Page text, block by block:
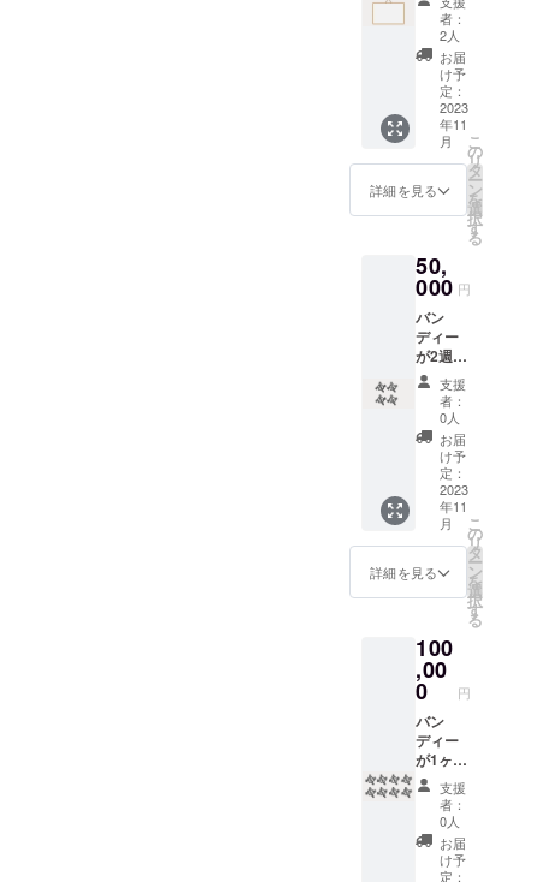
を提供
いたし
ます。
※必ずご
希望の
サイズ
をお選
びくだ
（130,
140,
XL） ＜
体験チ
ケット
に関し
て＞ 正
式開校
時の体
験参加
チケッ
ト（1回
分）を
提供い
たしま
す。 1
ムのプ
ログラ
だけま
す。 ※
成城学
園前の
スクー
ルにご
来校い
ただけ
る方が
対象で
す。 ※
電子チ
活リズ
（例：
平日は8
時~6時
まで仕
事で、
休日は
買い物
等の外
慣
（例：
朝晩は
自炊で
野菜中
心だが
土日は
外食で
脂多
め） ・
現在の
お悩み
（例：
お腹が
た、体
力がな
い） ・
目指す
姿
○○kg痩
せた
い・運
動が苦
手だが
運動習
慣をつ
けた
は1回の
み（2時
間）の
実施と
なりま
す。 ※
東京23
区内で
の実施
に限り
※公共の
て面会
の上、
ルス
ペース
等に移
動して
の実施
となり
ます。
※有効期
限：
2023年
11月〜
2024年
3月
サーと
してお
名前を
掲載い
たしま
す。ま
た、運
営メン
バーが
その
ボード
写真を
お送り
いたし
ます。
※支援
時、必
ず備考
欄に掲
載を希
望され
るお名
前をご
記入く
ださ
い。 ※
掲載期
間は1年
のみで
す。
者：
2人
お届
け予
定：
2023
年11
月
詳細を見る
こ
の
リ
タ
ー
ン
を
選
択
す
る
50,
000 円
バン
ディー
が2週
間、オ
ンライ
ンで
パーソ
ナルト
レーニ
ングを
実施し
ます。
得意と
する
「機能
り」の
メソッ
ドを用
いた指
導をい
たしま
す。 ※1
時間×週
2回、全
4回の実
施とな
りま
す。 ※
支援
者：
0人
お届
け予
定：
2023
年11
月
詳細を見る
こ
の
リ
タ
ー
ン
を
選
択
す
る
100
,00
0 円
バン
ディー
が1ヶ月
間、オ
ンライ
ンで
パーソ
ナルト
レーニ
支援
者：
0人
お届
け予
定：